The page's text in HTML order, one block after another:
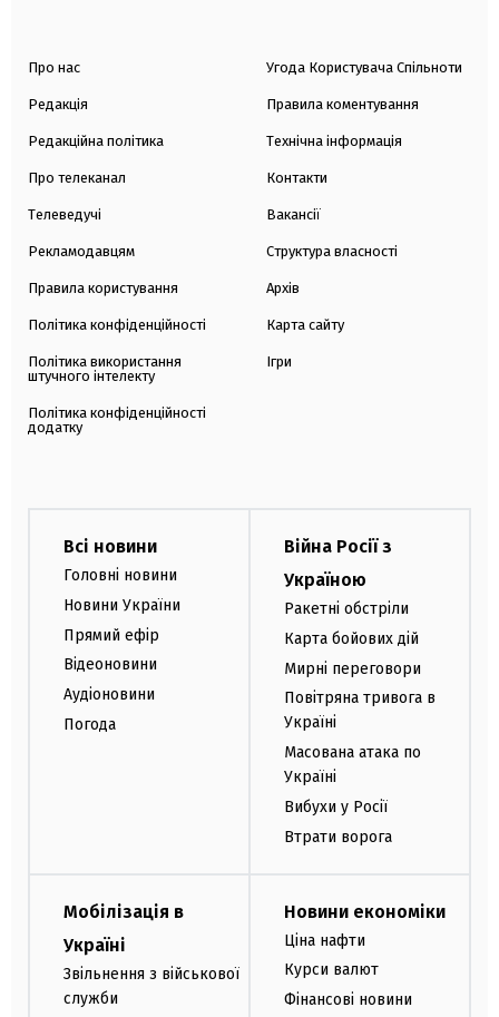
Про нас
Редакція
Редакційна політика
Про телеканал
Телеведучі
Рекламодавцям
Правила користування
Політика конфіденційності
Політика використання
штучного інтелекту
Політика конфіденційності
додатку
Угода Користувача Спільноти
Правила коментування
Технічна інформація
Контакти
Вакансії
Структура власності
Архів
Карта сайту
Ігри
Всі новини
Головні новини
Новини України
Прямий ефір
Відеоновини
Аудіоновини
Погода
Війна Росії з
Україною
Ракетні обстріли
Карта бойових дій
Мирні переговори
Повітряна тривога в
Україні
Масована атака по
Україні
Вибухи у Росії
Втрати ворога
Мобілізація в
Україні
Звільнення з військової
служби
Новини економіки
Ціна нафти
Курси валют
Фінансові новини